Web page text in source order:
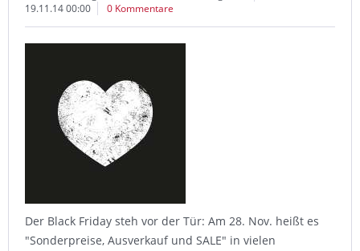
19.11.14 00:00
0 Kommentare
Der Black Friday steh vor der Tür: Am 28. Nov. heißt es
"Sonderpreise, Ausverkauf und SALE" in vielen